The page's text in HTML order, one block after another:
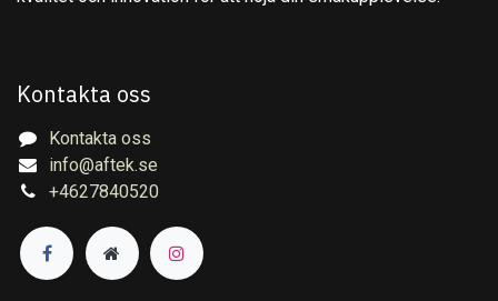
Kontakta oss
Kontakta oss
info@aftek.se
+4627840520